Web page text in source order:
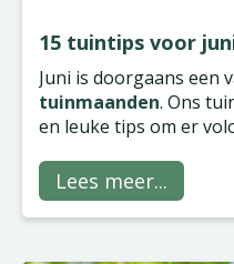
15 tuintips voor
Juni is doorgaans een
tuinmaanden. Ons
en leuke tips om er
Lees meer...